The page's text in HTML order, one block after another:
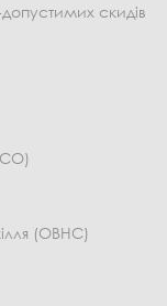
скидів
(ОВНС)